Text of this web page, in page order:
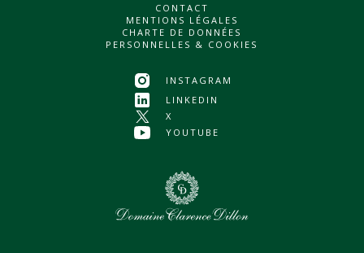
CONTACT
MENTIONS LÉGALES
CHARTE DE DONNÉES
PERSONNELLES & COOKIES
INSTAGRAM
LINKEDIN
X
YOUTUBE